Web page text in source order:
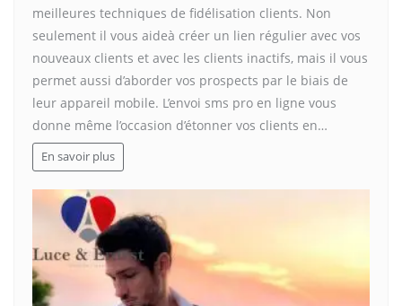
meilleures techniques de fidélisation clients. Non
seulement il vous aideà créer un lien régulier avec vos
nouveaux clients et avec les clients inactifs, mais il vous
permet aussi d’aborder vos prospects par le biais de
leur appareil mobile. L’envoi sms pro en ligne vous
donne même l’occasion d’étonner vos clients en…
En savoir plus